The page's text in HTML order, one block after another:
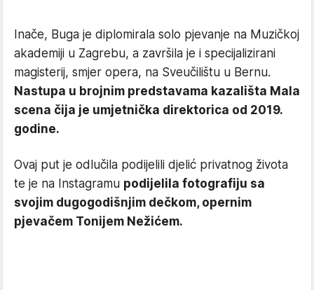
Inače, Buga je diplomirala solo pjevanje na Muzičkoj
akademiji u Zagrebu, a završila je i specijalizirani
magisterij, smjer opera, na Sveučilištu u Bernu.
Nastupa u brojnim predstavama kazališta Mala
scena čija je umjetnička direktorica od 2019.
godine.
Ovaj put je odlučila podijelili djelić privatnog života
te je na Instagramu podijelila fotografiju sa
svojim dugogodišnjim dečkom, opernim
pjevačem Tonijem Nežićem.